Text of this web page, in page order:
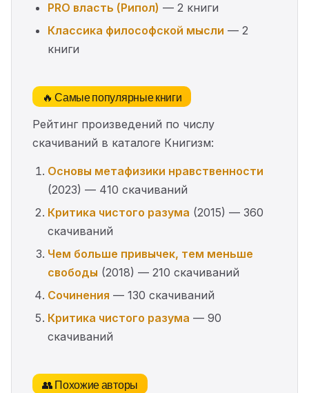
PRO власть (Рипол) — 2 книги
Классика философской мысли — 2
книги
🔥 Самые популярные книги
Рейтинг произведений по числу
скачиваний в каталоге Книгизм:
Основы метафизики нравственности
(2023) — 410 скачиваний
Критика чистого разума (2015) — 360
скачиваний
Чем больше привычек, тем меньше
свободы (2018) — 210 скачиваний
Сочинения — 130 скачиваний
Критика чистого разума — 90
скачиваний
👥 Похожие авторы